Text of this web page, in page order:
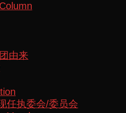
由来
任执委会/委员会